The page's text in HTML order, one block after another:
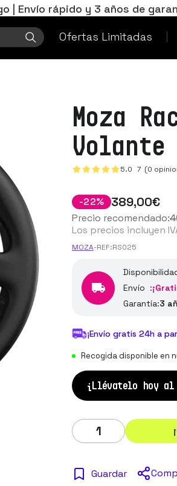
| Envío rápido y 3 años de
Ofertas Limitadas
Moza
Volante
5.0 7 (0
-22% 389,00€
Precio recomendado:
Los precios incluyen
MOZA-REF:RS025
Envío :
Garantía:3
¡Envío gratis 24h a
Recogida disponible en
¡Llévatelo hoy
Guardar